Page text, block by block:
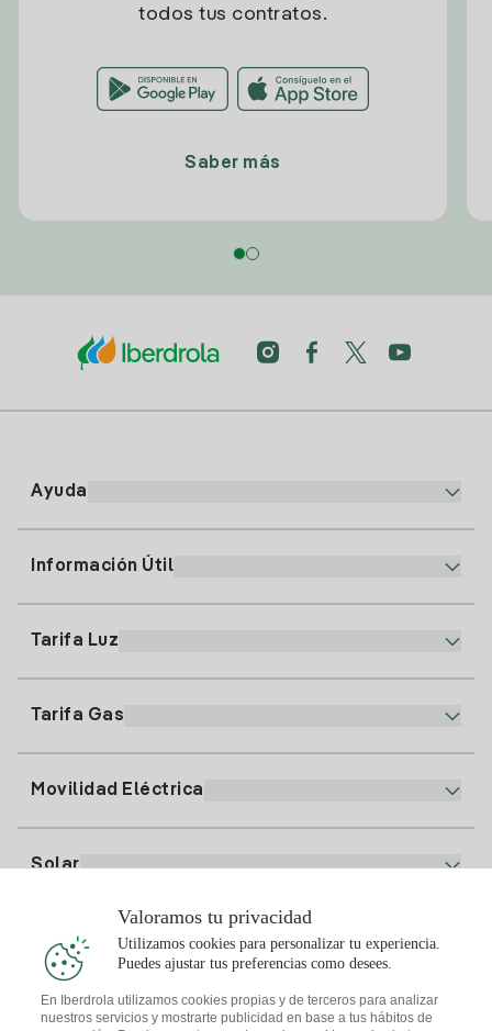
todos tus contratos.
Saber más
Ayuda
91 919 52 73
clientes@tuiberdrola.es
Información Útil
Alta Gas
Tarifa Luz
Precio de la luz hoy
Tarifa Gas
Movilidad Eléctrica
Solar
Plan Solar
Simulador Placas Solares
Te interesa
Valoramos tu privacidad
Utilizamos cookies para personalizar tu experiencia.
Puedes ajustar tus preferencias como desees.
En Iberdrola utilizamos cookies propias y de terceros para analizar
nuestros servicios y mostrarte publicidad en base a tus hábitos de